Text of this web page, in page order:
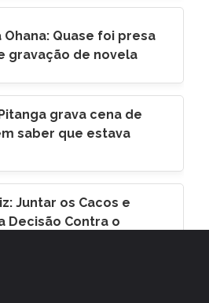
Ohana: Quase foi presa
gravação de novela
grava cena de
saber que estava
Juntar os Cacos e
Decisão Contra o